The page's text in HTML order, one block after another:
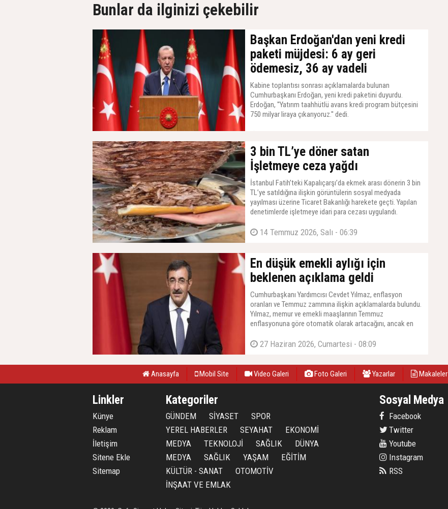
Bunlar da ilginizi çekebilir
Başkan Erdoğan'dan yeni kredi
paketi müjdesi: 6 ay geri
ödemesiz, 36 ay vadeli
Kabine toplantısı sonrası açıklamalarda bulunan
Cumhurbaşkanı Erdoğan, yeni kredi paketini duyurdu.
Erdoğan, ''Yatırım taahhütlü avans kredi program bütçesini
750 milyar liraya çıkarıyoruz.'' dedi.
3 bin TL’ye döner satan
İşletmeye ceza yağdı
İstanbul Fatih’teki Kapalıçarşı’da ekmek arası dönerin 3 bin
TL’ye satıldığına ilişkin görüntülerin sosyal medyada
yayılması üzerine Ticaret Bakanlığı harekete geçti. Yapılan
denetimlerde işletmeye idari para cezası uygulandı.
14 Temmuz 2026, Salı - 06:39
En düşük emekli aylığı için
beklenen açıklama geldi
Cumhurbaşkanı Yardımcısı Cevdet Yılmaz, enflasyon
oranları ve Temmuz zammına ilişkin açıklamalarda bulundu.
Yılmaz, memur ve emekli maaşlarının Temmuz
enflasyonuna göre otomatik olarak artacağını, ancak en
bir kanun çıkarılması gerektiğini duyurdu. Yılmaz, ''O konuda
27 Haziran 2026, Cumartesi - 08:09
Anasayfa Mobil Site Video Galeri Foto Galeri Yazarlar Makaleler
Linkler
Künye
Reklam
İletişim
Sitene Ekle
Sitemap
Kategoriler
GÜNDEM SİYASET
SPOR
YEREL HABERLER
SEYAHAT
EKONOMİ
MEDYA
TEKNOLOJİ SAĞLIK
DÜNYA
MEDYA
SAĞLIK YAŞAM
EĞİTİM
KÜLTÜR - SANAT
OTOMOTİV
İNŞAAT VE EMLAK
Sosyal Medya
Facebook
Twitter
Youtube
Instagram
RSS